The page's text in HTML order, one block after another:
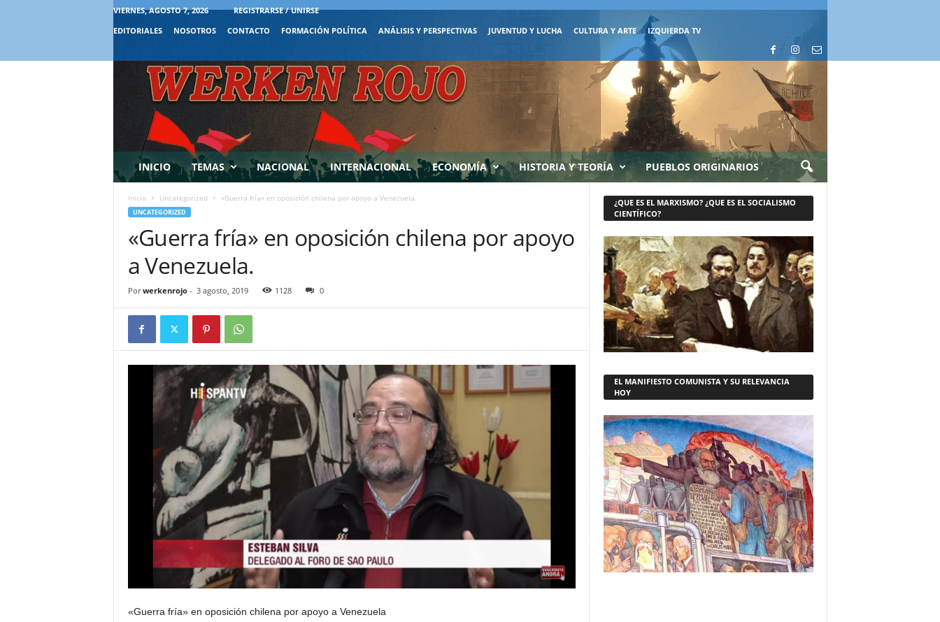
VIERNES, AGOSTO 7, 2026
REGISTRARSE / UNIRSE
EDITORIALES
NOSOTROS CONTACTO FORMACIÓN POLÍTICA ANÁLISIS Y PERSPECTIVAS JUVENTUD Y LUCHA CULTURA Y ARTE IZQUIERDA TV
INICIO TEMAS NACIONAL INTERNACIONAL ECONOMÍA HISTORIA Y TEORÍA PUEBLOS ORIGINARIOS
Inicio Uncategorized «Guerra fría» en oposición chilena por apoyo a Venezuela.
UNCATEGORIZED
«Guerra fría» en oposición chilena por apoyo
a Venezuela.
Por werkenrojo- 3 agosto, 2019 1128 0
«Guerra fría» en oposición chilena por apoyo a Venezuela
¿QUE ES EL MARXISMO? ¿QUE ES EL SOCIALISMO
CIENTÍFICO?
EL MANIFIESTO COMUNISTA Y SU RELEVANCIA
HOY